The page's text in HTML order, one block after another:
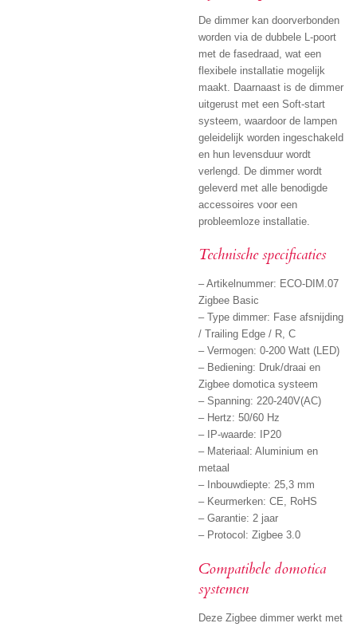
De dimmer kan doorverbonden
worden via de dubbele L-poort
met de fasedraad, wat een
flexibele installatie mogelijk
maakt. Daarnaast is de dimmer
uitgerust met een Soft-start
systeem, waardoor de lampen
geleidelijk worden ingeschakeld
en hun levensduur wordt
verlengd. De dimmer wordt
geleverd met alle benodigde
accessoires voor een
probleemloze installatie.
Technische specificaties
– Artikelnummer: ECO-DIM.07
Zigbee Basic
– Type dimmer: Fase afsnijding
/ Trailing Edge / R, C
– Vermogen: 0-200 Watt (LED)
– Bediening: Druk/draai en
Zigbee domotica systeem
– Spanning: 220-240V(AC)
– Hertz: 50/60 Hz
– IP-waarde: IP20
– Materiaal: Aluminium en
metaal
– Inbouwdiepte: 25,3 mm
– Keurmerken: CE, RoHS
– Garantie: 2 jaar
– Protocol: Zigbee 3.0
Compatibele domotica
systemen
Deze Zigbee dimmer werkt met